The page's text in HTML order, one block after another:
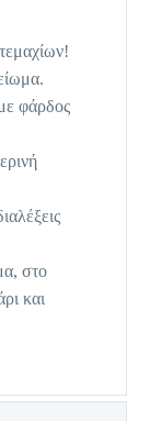
φάρδος
στο
και